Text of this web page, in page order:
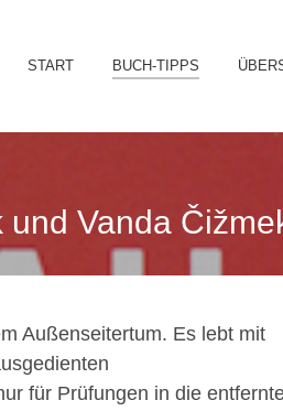
START BUCH-TIPPS
Vanda
Außenseitertum. Es lebt mit
für Prüfungen in die